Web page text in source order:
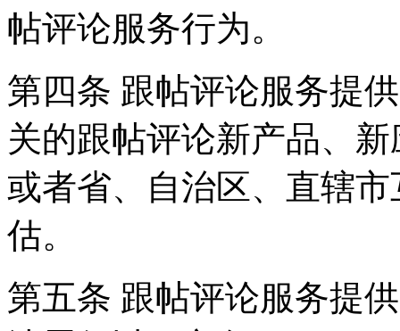
帖评论服务行为。
第四条 跟帖评论服务提
关的跟帖评论新产品、
或者省、自治区、直辖
估。
第五条 跟帖评论服务提